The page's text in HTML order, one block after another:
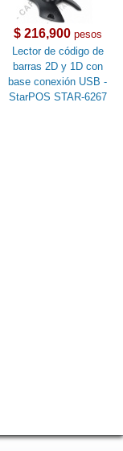
$ 216,900pesos
Lector de código de
barras 2D y 1D con
base conexión USB -
StarPOS STAR-6267